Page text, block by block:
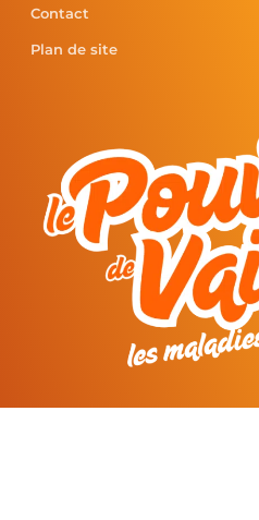
Contact
Plan de site